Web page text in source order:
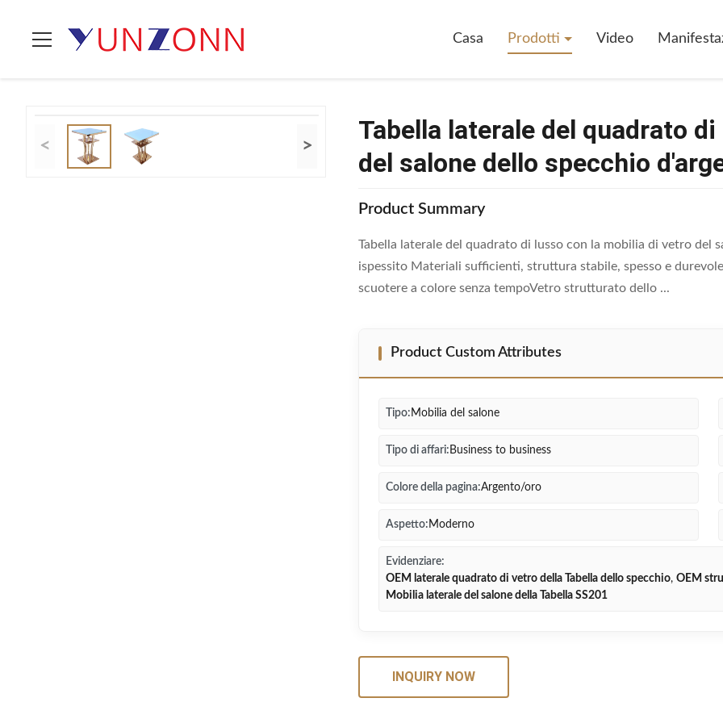
Casa Prodotti Video
< >
Tabella laterale del quadrato
del salone dello specchio
Product Summary
Tabella laterale del quadrato di lusso con la mobilia di vetro del
ispessito Materiali sufficienti, struttura stabile, spesso e
scuotere a colore senza tempoVetro strutturato dello ...
Product Custom Attributes
Tipo: Mobilia del salone
Tipo di affari: Business to business
Colore della pagina:Argento/oro
Aspetto: Moderno
Evidenziare:
OEM laterale quadrato di vetro della Tabella dello specchio, OEM
Mobilia laterale del salone della Tabella SS201
INQUIRY NOW